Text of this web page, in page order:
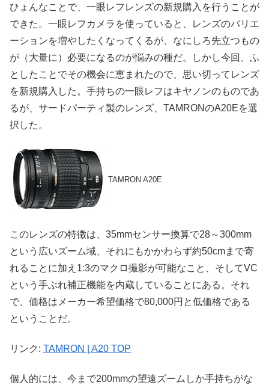
ひょんなことで、一眼レフレンズの新規購入を行うことが
できた。一眼レフカメラを使っていると、レンズのバリエ
ーションを増やしたくなってくるが、なにしろ先立つもの
が（大量に）必要になるのが悩みの種だ。しかし今回、ふ
としたことでその機会に恵まれたので、思い切ってレンズ
を新規購入した。手持ちの一眼レフはキヤノンのものであ
るが、サードパーティ製のレンズ、TAMRONのA20Eを選
択した。
TAMRON A20E
このレンズの特徴は、35mmセンサー換算で28～300mm
という広いズーム域、それにもかかわらず約50cmまで寄
れることに加え1:3のマクロ撮影が可能なこと、そしてVC
という手ぶれ補正機能を内蔵していることにある。それ
で、価格はメーカー希望価格で80,000円と低価格である
ということだ。
リンク: TAMRON | A20 TOP
個人的には、今まで200mmの望遠ズームしか手持ちがな